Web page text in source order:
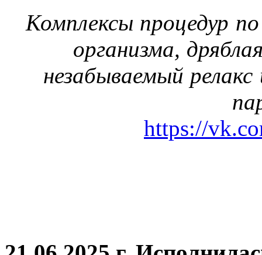
Комплексы процедур
организма,
незабываемый
https://